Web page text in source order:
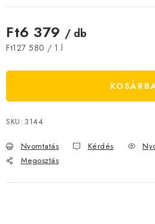
Fotogaléria
Általános üzleti feltételek
Ft6 379 / db
Egységár:
Ft127 580 / 1 l
SKU: 3144
Nyomtatás Kérdés
Megosztás